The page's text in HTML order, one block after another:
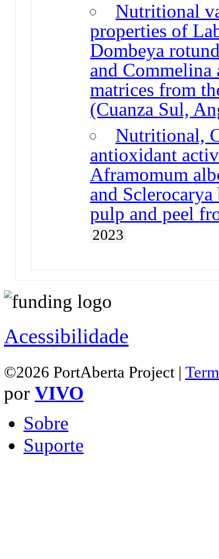
Nutritional
properties of
Dombeya
and
matrices from
(Cuanza Sul,
Nutritional,
antioxidant
Aframomum
and
pulp and peel
2023
Acessibilidade
©2026 PortAberta Project |
por VIVO
Sobre
Suporte